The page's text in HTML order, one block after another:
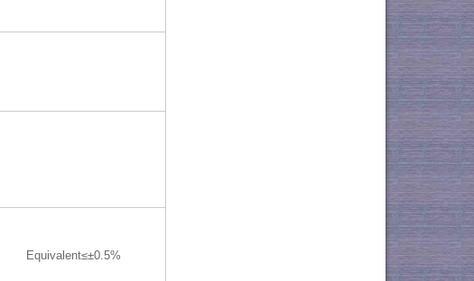
Equivalent≤±0.5%